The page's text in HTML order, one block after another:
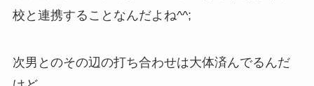
校と連携することなんだよね^^;
次男とのその辺の打ち合わせは大体済んでるんだ